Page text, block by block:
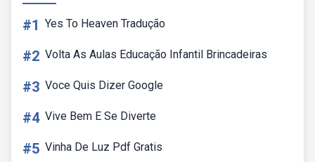
#1 Yes To Heaven Tradução
#2 Volta As Aulas Educação Infantil Brincadeiras
#3 Voce Quis Dizer Google
#4 Vive Bem E Se Diverte
#5 Vinha De Luz Pdf Gratis